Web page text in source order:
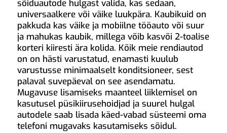
sõiduautode hulgast valida, kas sedaan,
universaalkere või väike luukpära. Kaubikuid on
pakkuda kas väike ja mobiilne tööauto või suur
ja mahukas kaubik, millega võib kasvõi 2-toalise
korteri kiiresti ära kolida. Kõik meie rendiautod
on on hästi varustatud, enamasti kuulub
varustusse minimaalselt konditsioneer, sest
palaval suvepäeval on see asendamatu.
Mugavuse lisamiseks maanteel liiklemisel on
kasutusel püsikiirusehoidjad ja suurel hulgal
autodele saab lisada käed-vabad süsteemi oma
telefoni mugavaks kasutamiseks sõidul.